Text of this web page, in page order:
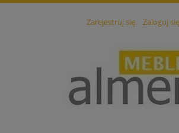
Zarejestruj się Zaloguj się